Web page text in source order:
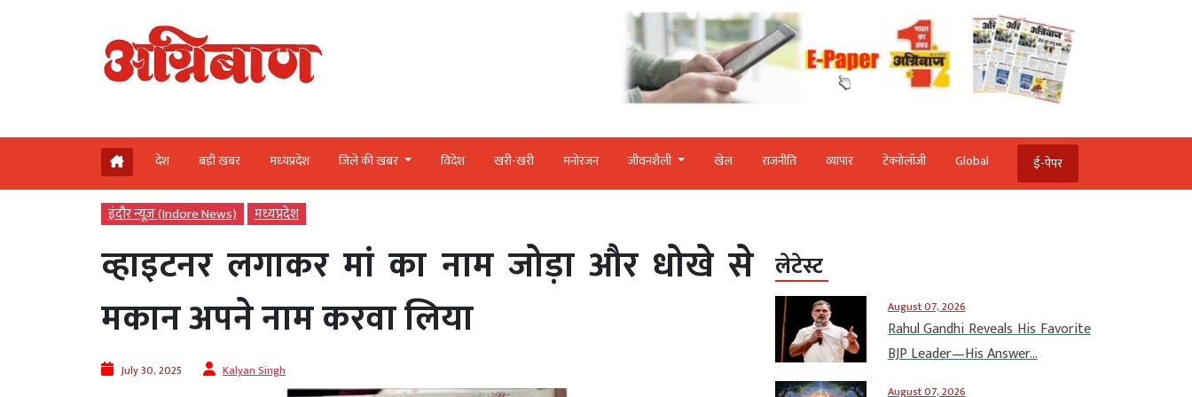
देश बड़ी खबर मध्‍यप्रदेश जिले की खबर विदेश खरी-खरी मनोरंजन जीवनशैली खेल राजनीति व्‍यापार टेक्‍नोलॉजी Global ई-पेपर
इंदौर न्यूज़ (Indore News) मध्‍यप्रदेश
व्हाइटनर लगाकर मां का नाम जोड़ा और धोखे से
मकान अपने नाम करवा लिया
July 30, 2025 Kalyan Singh
लेटेस्ट
August 07, 2026
Rahul Gandhi Reveals His Favorite
BJP Leader—His Answer...
August 07, 2026